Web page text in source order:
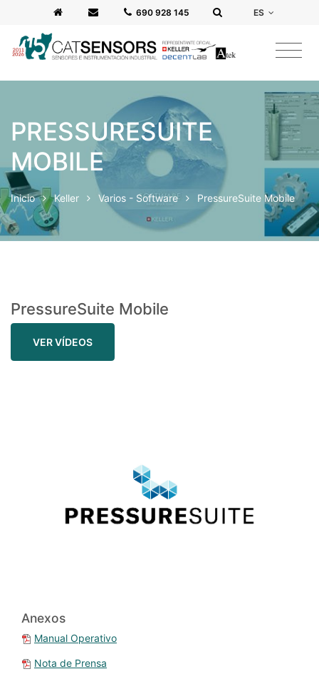
‭690 928 145‬ ES
PRESSURESUITE
MOBILE
Inicio Keller Varios - Software PressureSuite Mobile
PressureSuite Mobile
VER VÍDEOS
Anexos
Manual Operativo
Nota de Prensa